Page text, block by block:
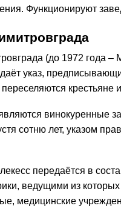
Функционируют
(до 1972 года –
указ,
крестьяне
винокуренные
сотню лет, указом
передаётся в
ведущими из
медицинские